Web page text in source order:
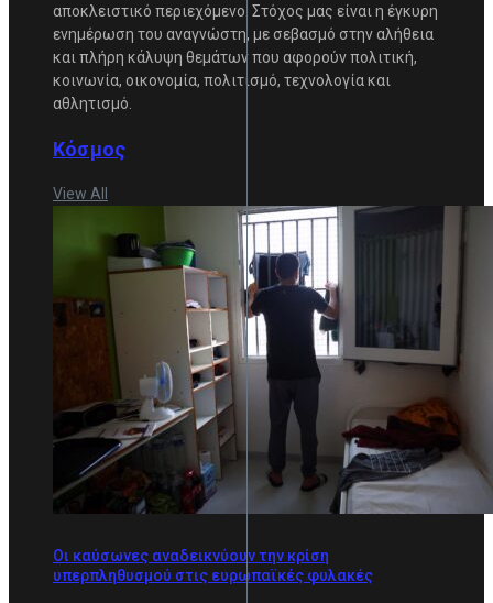
αποκλειστικό περιεχόμενο. Στόχος μας είναι η έγκυρη
ενημέρωση του αναγνώστη, με σεβασμό στην αλήθεια
και πλήρη κάλυψη θεμάτων που αφορούν πολιτική,
κοινωνία, οικονομία, πολιτισμό, τεχνολογία και
αθλητισμό.
Κόσμος
View All
Οι καύσωνες αναδεικνύουν την κρίση
υπερπληθυσμού στις ευρωπαϊκές φυλακές